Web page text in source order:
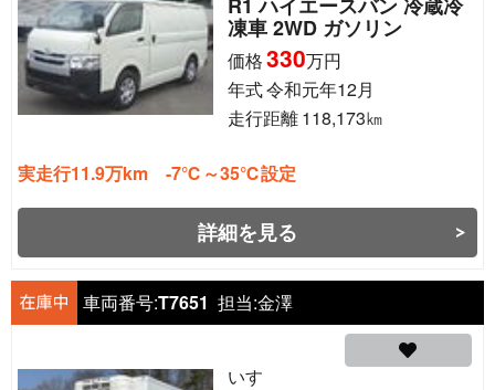
凍車 2WD ガソリン
価格330万円
年式令和元年12月
走行距離118,173㎞
実走行11.9万km -7℃～35℃設定
詳細を見る
車両番号:T7651 担当:金澤
いすゞ